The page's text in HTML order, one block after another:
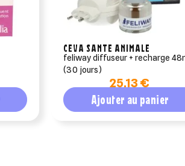
CEVA SANTE ANIMALE
feliway diffuseur + recharge
(30 jours)
25,13 €
Ajouter au panier